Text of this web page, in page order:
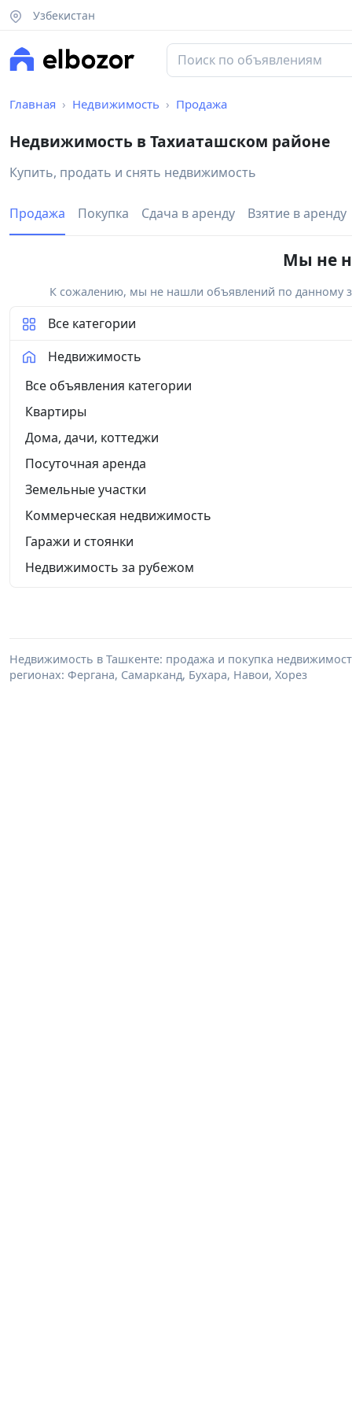
Узбекистан
Главная Недвижимость Продажа
Недвижимость в Тахиаташском районе
Купить, продать и снять недвижимость
Продажа Покупка Сдача в аренду Взятие в аренду
Мы не
К сожалению, мы не нашли объявлений по данному
Все категории
Недвижимость
Все объявления категории
Квартиры
Дома, дачи, коттеджи
Посуточная аренда
Земельные участки
Коммерческая недвижимость
Гаражи и стоянки
Недвижимость за рубежом
Недвижимость в Ташкенте: продажа и покупка
регионах: Фергана, Самарканд, Бухара, Навои, Хорез